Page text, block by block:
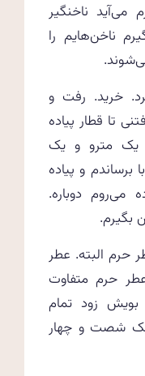
ناخنگیر
ناخن‌هایم را
خرید. رفت و
تا قطار پیاده
یک مترو و یک
و پیاده
دوباره.
بگیرم.
البته. عطر
حرم متفاوت
زود تمام
شصت و چهار